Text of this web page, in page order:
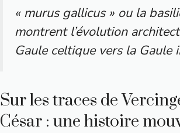
« murus gallicus » ou la
montrent l’évolution
Gaule celtique vers la Gaule
Sur les traces de
César : une histoire